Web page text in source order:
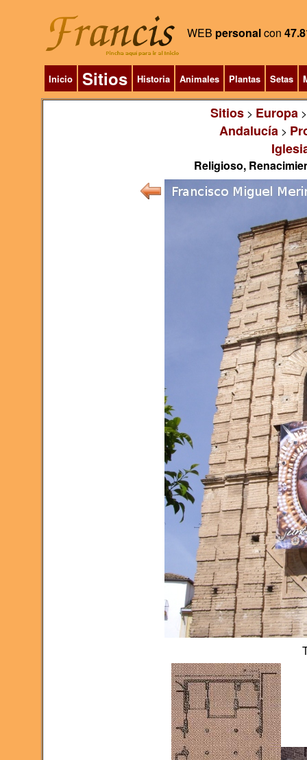
WEB personalcon
Inicio Sitios Historia Animales Plantas Setas
Sitios> Europa
Andalucía>
Religioso,